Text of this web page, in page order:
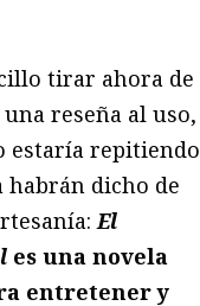
tirar ahora de
reseña al uso,
estaría repitiendo
habrán dicho de
El
es una novela
entretener y